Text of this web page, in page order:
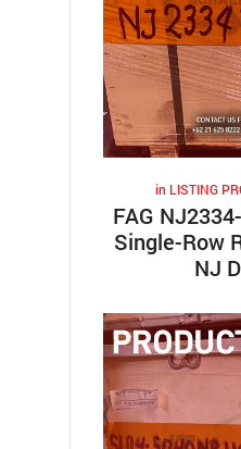
in LISTING
FAG
Single-Row
NJ